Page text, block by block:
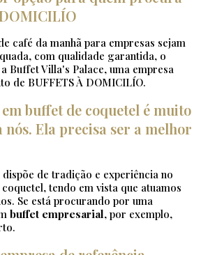
café da manhã para empresas sejam
com qualidade garantida, o
Buffet Villa's Palace, uma empresa
de BUFFETS À DOMICILÍO.
buffet de coquetel é muito
Ela precisa ser a melhor
de tradição e experiência no
tendo em vista que atuamos
Se está procurando por uma
buffet empresarial, por exemplo,